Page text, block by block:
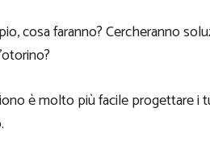
cosa faranno? Cercheranno
è molto più facile progettare i